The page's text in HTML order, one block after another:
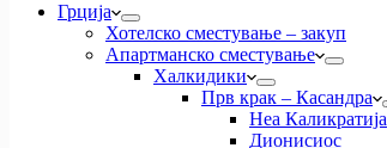
Грција
Хотелско сместување – закуп
Апартманско сместување
Халкидики
Прв крак – Касандра
Неа Каликратија
Дионисиос